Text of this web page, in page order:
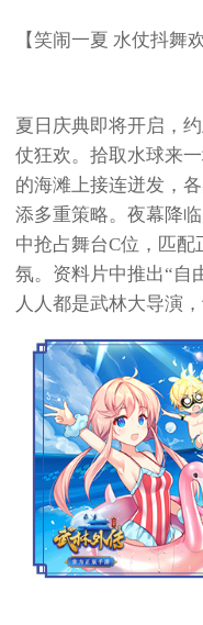
【笑闹一夏 水仗抖舞
夏日庆典即将开启，
仗狂欢。拾取水球来
的海滩上接连迸发，
添多重策略。夜幕降
中抢占舞台C位，匹
氛。资料片中推出“自
人人都是武林大导演